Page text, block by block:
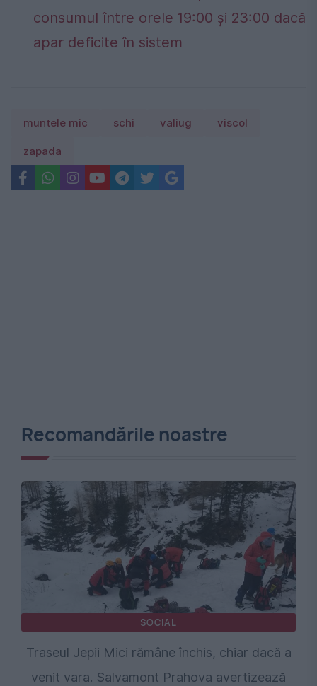
consumul între orele 19:00 și 23:00 dacă
apar deficite în sistem
muntele mic schi valiug viscol
zapada
Recomandările noastre
SOCIAL
Traseul Jepii Mici rămâne închis, chiar dacă a
venit vara. Salvamont Prahova avertizează